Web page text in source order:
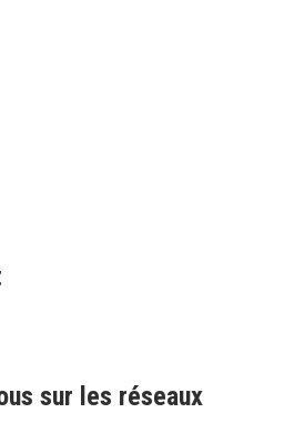
sur les réseaux